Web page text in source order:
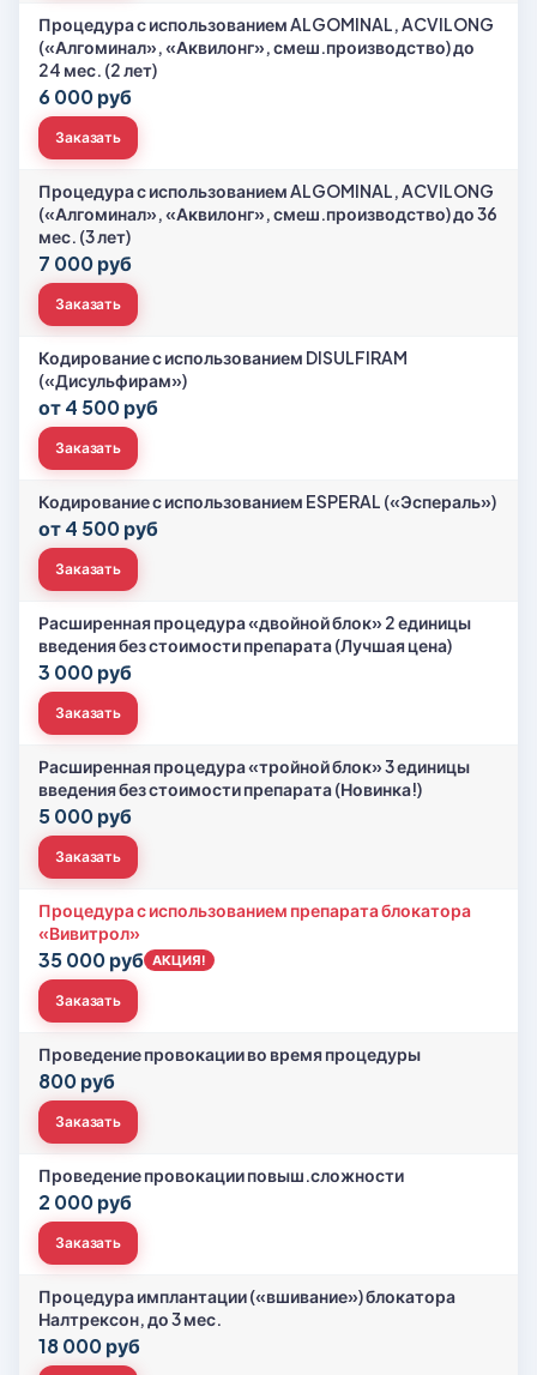
Процедура с использованием ALGOMINAL, ACVILONG
(«Алгоминал», «Аквилонг», смеш.производство) до
24 мес. (2 лет)
6 000 руб
Заказать
Процедура с использованием ALGOMINAL, ACVILONG
(«Алгоминал», «Аквилонг», смеш.производство) до 36
мес. (3 лет)
7 000 руб
Заказать
Кодирование с использованием DISULFIRAM
(«Дисульфирам»)
от 4 500 руб
Заказать
Кодирование с использованием ESPERAL («Эспераль»)
от 4 500 руб
Заказать
Расширенная процедура «двойной блок» 2 единицы
введения без стоимости препарата (Лучшая цена)
3 000 руб
Заказать
Расширенная процедура «тройной блок» 3 единицы
введения без стоимости препарата (Новинка!)
5 000 руб
Заказать
Процедура с использованием препарата блокатора
«Вивитрол»
35 000 руб АКЦИЯ!
Заказать
Проведение провокации во время процедуры
800 руб
Заказать
Проведение провокации повыш.сложности
2 000 руб
Заказать
Процедура имплантации («вшивание») блокатора
Налтрексон, до 3 мес.
18 000 руб